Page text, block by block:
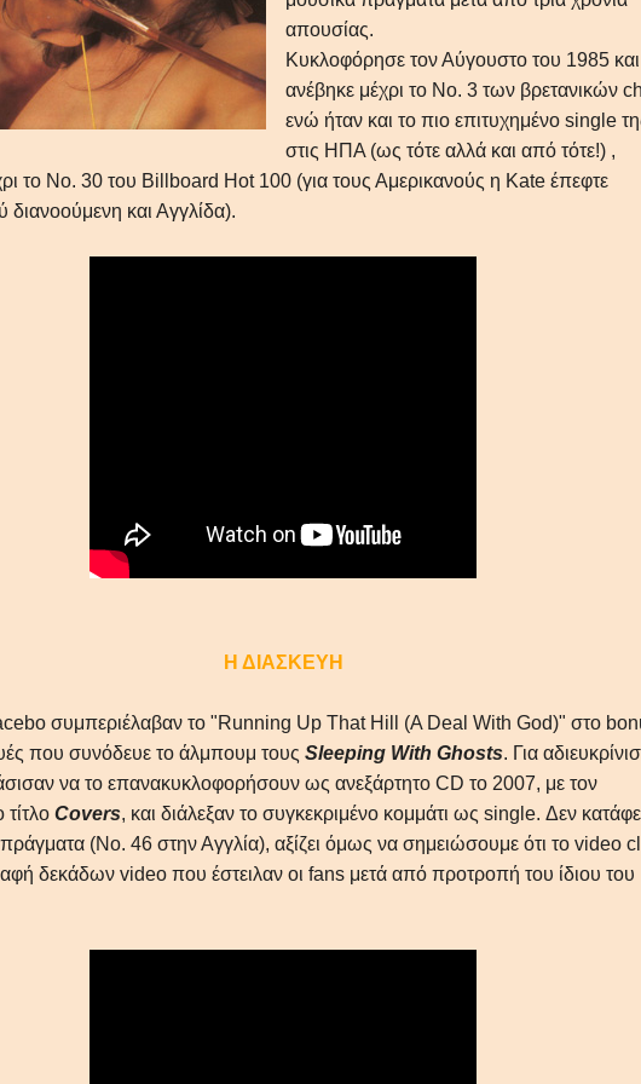
απουσίας.
Κυκλοφόρησε τον Αύγουστο του 1985 και
ανέβηκε μέχρι το Νο. 3 των βρετανικών
ενώ ήταν και το πιο επιτυχημένο single
στις ΗΠΑ (ως τότε αλλά και από τότε!) ,
το Νο. 30 του Billboard Hot 100 (για τους Αμερικανούς η Kate έπεφτε
διανοούμενη και Αγγλίδα).
Η ΔΙΑΣΚΕΥΗ
συμπεριέλαβαν το "Running Up That Hill (A Deal With God)" στο
που συνόδευε το άλμπουμ τους Sleeping With Ghosts. Για
να το επανακυκλοφορήσουν ως ανεξάρτητο CD το 2007, με τον
Covers, και διάλεξαν το συγκεκριμένο κομμάτι ως single. Δεν
(Νο. 46 στην Αγγλία), αξίζει όμως να σημειώσουμε ότι το video
δεκάδων video που έστειλαν οι fans μετά από προτροπή του ίδιου του